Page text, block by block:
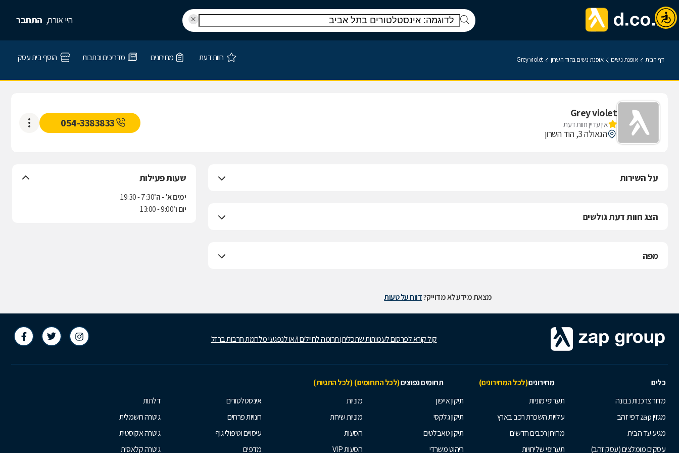
היי אורח, התחבר
דף הבית אופנת נשים אופנת נשים בהוד השרון Grey violet חוות דעת מחירונים מדריכים וכתבות הוסף בית עסק
Grey violet
אין עדיין חוות דעת
הגאולה 3, הוד השרון
054-3383833
על השירות
הצג חוות דעת גולשים
מפה
שעות פעילות
ימים א' - ה'7:30 - 19:30
יום ו'9:00 - 13:00
מצאת מידע לא מדוייק?דווח על טעות
קול קורא לפרסום לעמותות שתכליתן תרומה לחיילים ו/או לנפגעי מלחמת חרבות ברזל
כלים מחירונים(לכל המחירונים) תחומים נפוצים(לכל התחומים) (לכל התגיות)
מדור צרכנות נבונה
מגזין zap דפי זהב
מגיע עד הבית
עסקים מומלצים (עסק זהב)
תעריפי מוניות
עלויות השכרת רכב בארץ
מחירון רכבים חדשים
תעריפי שליחויות
תיקון אייפון
תיקון גלקסי
תיקון טאבלטים
ריהוט משרדי
מוניות
מוניות שירות
הסעות
הסעות VIP
אינסטלטורים
חנויות פרחים
עיסויים וטיפולי גוף
מדפים
דלתות
גיטרה חשמלית
גיטרה אקוסטית
גיטרה קלאסית